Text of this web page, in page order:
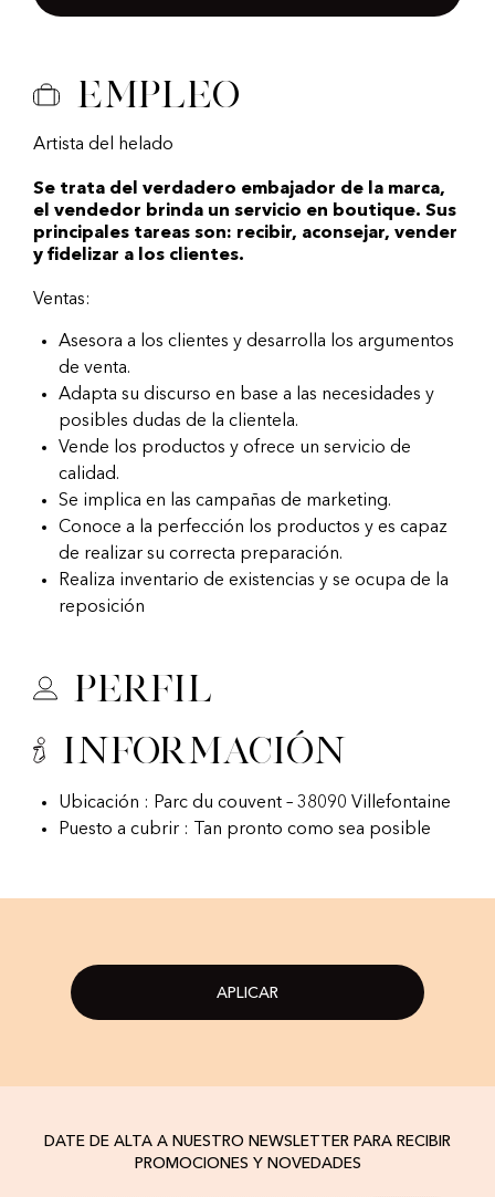
Empleo
Artista del helado
Se trata del verdadero embajador de la marca,
el vendedor brinda un servicio en boutique. Sus
principales tareas son: recibir, aconsejar, vender
y fidelizar a los clientes.
Ventas:
Asesora a los clientes y desarrolla los argumentos
de venta.
Adapta su discurso en base a las necesidades y
posibles dudas de la clientela.
Vende los productos y ofrece un servicio de
calidad.
Se implica en las campañas de marketing.
Conoce a la perfección los productos y es capaz
de realizar su correcta preparación.
Realiza inventario de existencias y se ocupa de la
reposición
Perfil
Información
Ubicación : Parc du couvent – 38090 Villefontaine
Puesto a cubrir : Tan pronto como sea posible
APLICAR
DATE DE ALTA A NUESTRO NEWSLETTER PARA RECIBIR
PROMOCIONES Y NOVEDADES